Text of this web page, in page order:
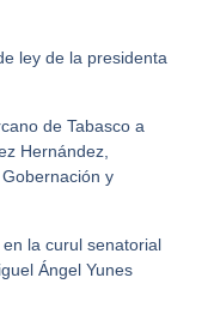
ley de la presidenta
de Tabasco a
Hernández,
y
la curul senatorial
Ángel Yunes